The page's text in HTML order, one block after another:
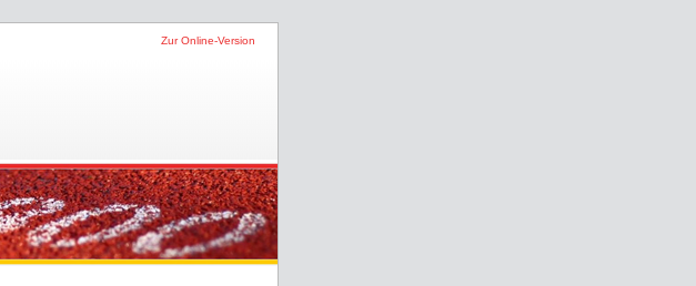
Zur Online-Version